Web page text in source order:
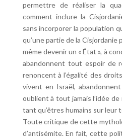
permettre de réaliser la
comment inclure la
sans incorporer la population
qu’une partie de la
même devenir un « État », à
abandonnent tout espoir de
renoncent à l’égalité des
vivent en Israël,
oublient à tout jamais l’idée
tant qu’êtres humains sur leur
Toute critique de cette
d’antisémite. En fait, cette